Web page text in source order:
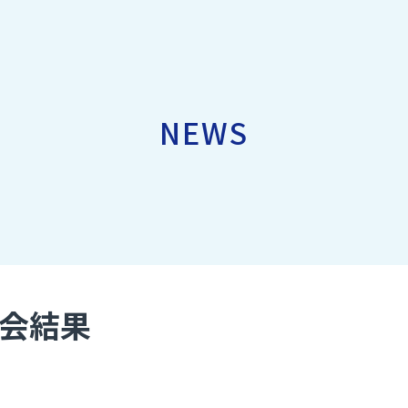
NEWS
結果